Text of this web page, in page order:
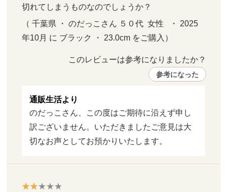
切れてしまうものなのでしょうか？
（ 千葉県 ・ のだっこさん ５０代  女性   ・ 2025
年10月 に ブラック ・ 23.0cm をご購入）
このレビューは参考になりましたか？
参考になった
通販生活より
のだっこさん、この度はご期待に沿えず申し
訳ございません。いただきましたご意見は大
切なお声としてお預かりいたします。